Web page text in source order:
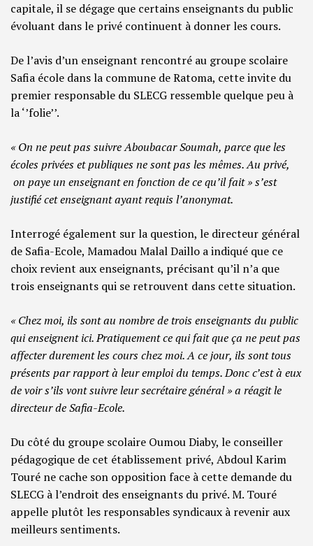
capitale, il se dégage que certains enseignants du public
évoluant dans le privé continuent à donner les cours.
De l’avis d’un enseignant rencontré au groupe scolaire
Safia école dans la commune de Ratoma, cette invite du
premier responsable du SLECG ressemble quelque peu à
la ‘’folie’’.
« On ne peut pas suivre Aboubacar Soumah, parce que les
écoles privées et publiques ne sont pas les mêmes. Au privé,
on paye un enseignant en fonction de ce qu’il fait » s’est
justifié cet enseignant ayant requis l’anonymat.
Interrogé également sur la question, le directeur général
de Safia-Ecole, Mamadou Malal Daillo a indiqué que ce
choix revient aux enseignants, précisant qu’il n’a que
trois enseignants qui se retrouvent dans cette situation.
« Chez moi, ils sont au nombre de trois enseignants du public
qui enseignent ici. Pratiquement ce qui fait que ça ne peut pas
affecter durement les cours chez moi. A ce jour, ils sont tous
présents par rapport à leur emploi du temps. Donc c’est à eux
de voir s’ils vont suivre leur secrétaire général » a réagit le
directeur de Safia-Ecole.
Du côté du groupe scolaire Oumou Diaby, le conseiller
pédagogique de cet établissement privé, Abdoul Karim
Touré ne cache son opposition face à cette demande du
SLECG à l’endroit des enseignants du privé. M. Touré
appelle plutôt les responsables syndicaux à revenir aux
meilleurs sentiments.